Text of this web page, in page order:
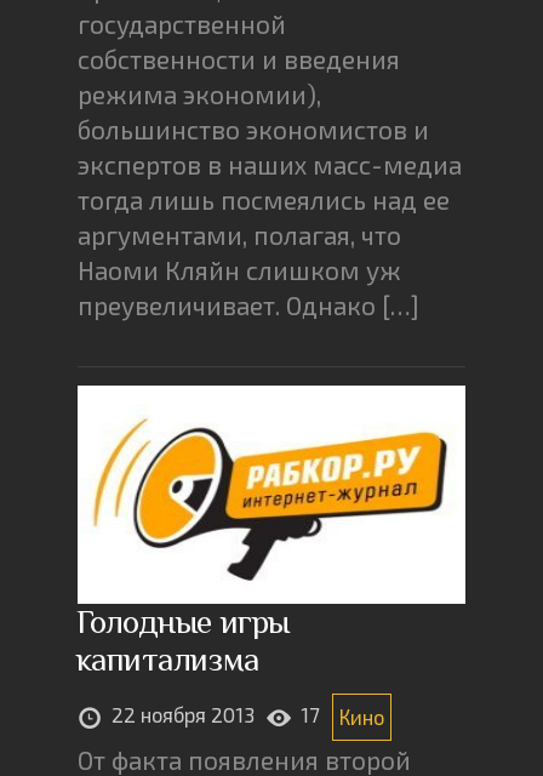
государственной
собственности и введения
режима экономии),
большинство экономистов и
экспертов в наших масс-медиа
тогда лишь посмеялись над ее
аргументами, полагая, что
Наоми Кляйн слишком уж
преувеличивает. Однако […]
Голодные игры
капитализма
22 ноября 2013 17 Кино
От факта появления второй